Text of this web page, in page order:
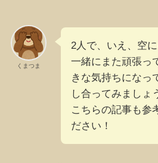
くまつま
2人で、いえ、空
一緒にまた頑張っ
きな気持ちになっ
し合ってみましょ
こちらの記事も参
ださい！